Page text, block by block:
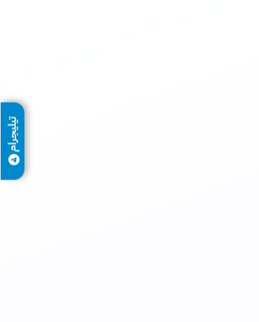
تيليجرام